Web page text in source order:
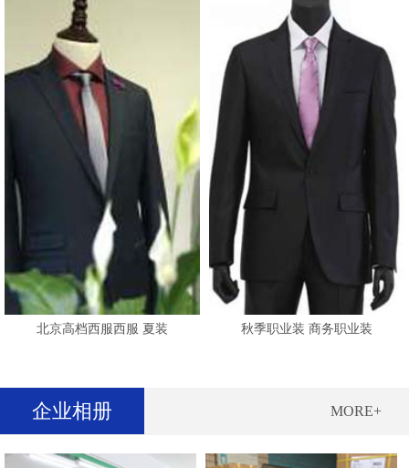
北京高档西服西服 夏装 秋季职业装 商务职业装
企业相册 MORE+